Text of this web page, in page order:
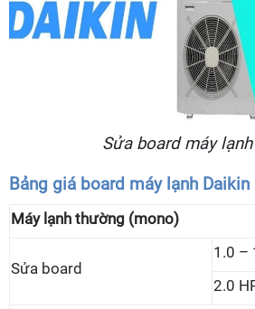
Sửa board máy
Bảng giá board máy lạnh Daikin
Máy lạnh thường (mono)
Sửa board
1.0 –
2.0